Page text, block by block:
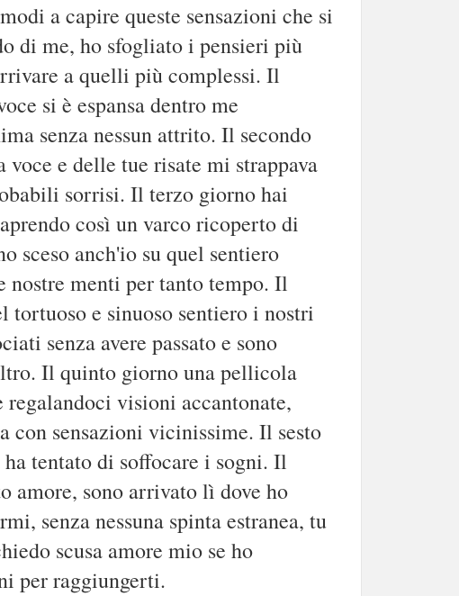
a capire queste sensazioni che si
di me, ho sfogliato i pensieri più
a quelli più complessi. Il
si è espansa dentro me
senza nessun attrito. Il secondo
e delle tue risate mi strappava
sorrisi. Il terzo giorno hai
così un varco ricoperto di
sceso anch'io su quel sentiero
nostre menti per tanto tempo. Il
tortuoso e sinuoso sentiero i nostri
senza avere passato e sono
Il quinto giorno una pellicola
regalandoci visioni accantonate,
con sensazioni vicinissime. Il sesto
tentato di soffocare i sogni. Il
amore, sono arrivato lì dove ho
senza nessuna spinta estranea, tu
scusa amore mio se ho
per raggiungerti.